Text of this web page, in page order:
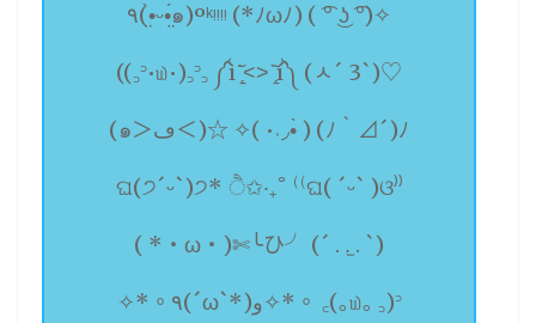
٩(•̤̀ᵕ•̤́๑)ᵒᵏᵎᵎᵎᵎ (*ﾉωﾉ) ( ͡° ͜ʖ ͡°)✧
((꜆꜄•௰•)꜆꜄꜆ ༼ìˊ̱᷊᷄˂˃ˋ̱᷊᷅í༽ (ㅅ´ 3`)♡
(๑＞ڡ＜)☆ ✧( •˓◞•̀ ) (ﾉ｀⊿´)ﾉ
ଘ(੭ˊᵕˋ)੭* ੈ✩‧₊˚ ⁽⁽ଘ( ˊᵕˋ )ଓ⁾⁾
( *・ω・)✄╰ひ╯ (´ . .̫ . `)
✧*。٩(ˊωˋ*)و✧*。 ꜀(｡௰｡ ꜆)꜄